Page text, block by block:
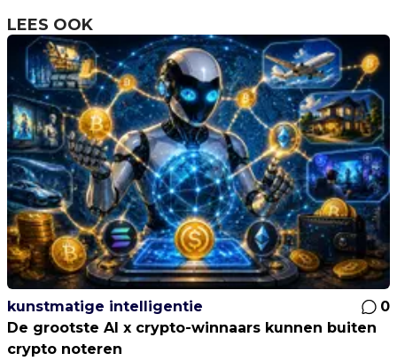
LEES OOK
kunstmatige intelligentie
0
De grootste AI x crypto-winnaars kunnen buiten
crypto noteren